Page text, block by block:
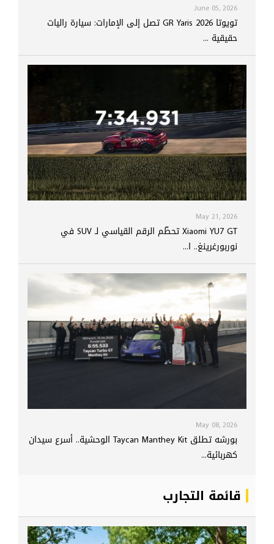
June 05, 2026
تويوتا GR Yaris 2026 تصل إلى الإمارات: سيارة راليات
حقيقية ...
May 21, 2026
Xiaomi YU7 GT تحطّم الرقم القياسي لـ SUV في
نوربورغرينغ.. ا...
May 08, 2026
بورشه تطلق Taycan Manthey Kit الوحشية.. أسرع سيدان
كهربائية...
قائمة التجارب